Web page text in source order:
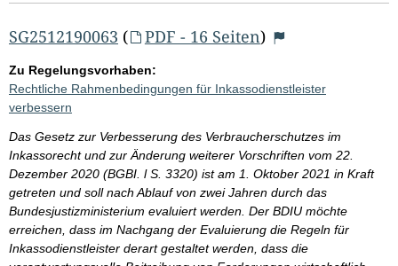
SG2512190063 ( PDF - 16 Seiten)
Zu Regelungsvorhaben:
Rechtliche Rahmenbedingungen für Inkassodienstleister
verbessern
Das Gesetz zur Verbesserung des Verbraucherschutzes im
Inkassorecht und zur Änderung weiterer Vorschriften vom 22.
Dezember 2020 (BGBI. l S. 3320) ist am 1. Oktober 2021 in Kraft
getreten und soll nach Ablauf von zwei Jahren durch das
Bundesjustizministerium evaluiert werden. Der BDIU möchte
erreichen, dass im Nachgang der Evaluierung die Regeln für
Inkassodienstleister derart gestaltet werden, dass die